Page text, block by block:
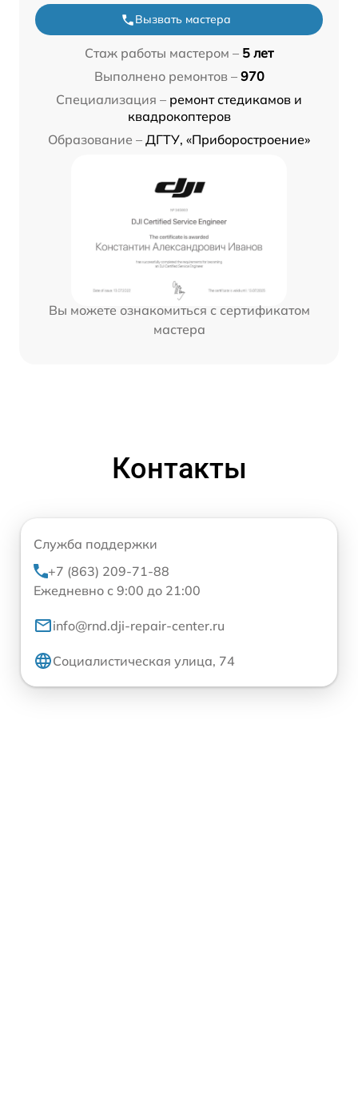
Вызвать мастера
Стаж работы мастером – 5 лет
Выполнено ремонтов – 970
Специализация – ремонт стедикамов и
квадрокоптеров
Образование – ДГТУ, «Приборостроение»
Вы можете ознакомиться с сертификатом
мастера
Контакты
Служба поддержки
+7 (863) 209-71-88
Ежедневно с 9:00 до 21:00
info@rnd.dji-repair-center.ru
Социалистическая улица, 74